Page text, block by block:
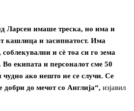
Ларсен имаше треска, но има и
кашлица и засипнатост. Има
и сè тоа си го зема
Во екипата и персоналот сме 50
чудно ако нешто не се случи. Се
добри до мечот со Англија“, изјавил